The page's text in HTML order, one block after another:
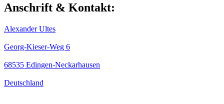
Anschrift & Kontakt:
Alexander Ultes
Georg-Kieser-Weg 6
68535 Edingen-Neckarhausen
Deutschland